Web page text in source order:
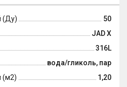
(Ду)
50
JAD X
316L
вода/гликоль, пар
(м2)
1,20